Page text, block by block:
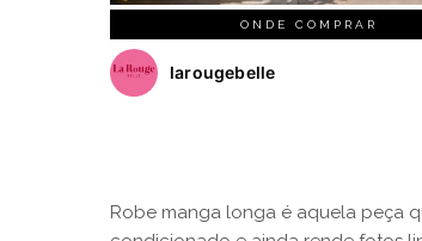
ONDE COMPRAR
larougebelle
Robe manga longa é aquela peça